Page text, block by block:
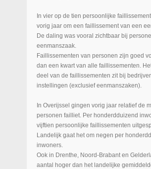
In vier op de tien persoonlijke
vorig jaar om een faillissement van een
De daling was vooral zichtbaar bij
eenmanszaak.
Faillissementen van personen zijn goed
dan een kwart van alle faillissementen.
deel van de faillissementen zit bij
instellingen (exclusief eenmanszaken).
In Overijssel gingen vorig jaar relatief de
personen failliet. Per honderdduizend
vijftien persoonlijke faillissementen
Landelijk gaat het om negen per
inwoners.
Ook in Drenthe, Noord-Brabant en
aantal hoger dan het landelijke